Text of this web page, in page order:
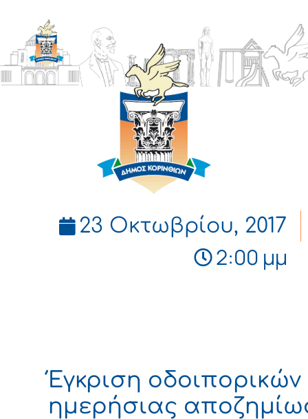
ΔΗΜΟΣ
ΚΟΡΙΝΘΙΩΝ
23 Οκτωβρίου, 2017
2:00 μμ
Έγκριση οδοιπορικών
ημερήσιας